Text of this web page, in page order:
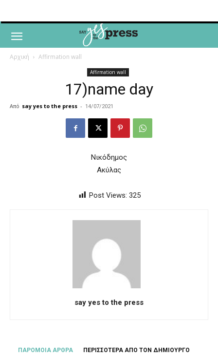
Αρχική Affirmation wall
Affirmation wall
17)name day
Από say yes to the press - 14/07/2021
Νικόδημος
Ακύλας
Post Views: 325
say yes to the press
ΠΑΡΟΜΟΙΑ ΑΡΘΡΑ ΠΕΡΙΣΣΟΤΕΡΑ ΑΠΟ ΤΟΝ ΔΗΜΙΟΥΡΓΟ